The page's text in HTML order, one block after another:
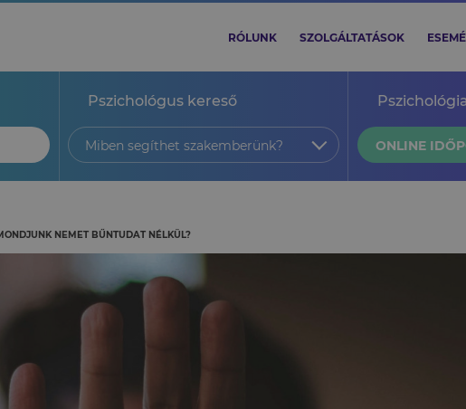
RÓLUNK SZOLGÁLTATÁSOK
Pszichológus kereső
Miben segíthet szakemberünk? ONLINE
NEMET BŰNTUDAT NÉLKÜL?